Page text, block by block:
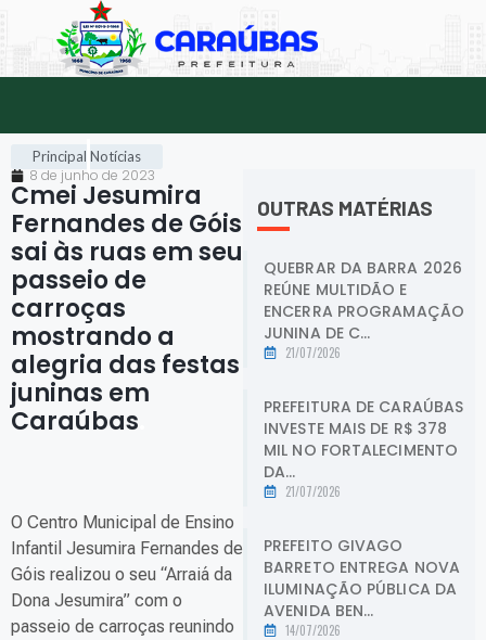
Principal Notícias
8 de junho de 2023
Cmei Jesumira
Fernandes de Góis
sai às ruas em seu
passeio de
carroças
mostrando a
alegria das festas
juninas em
Caraúbas
O Centro Municipal de Ensino
Infantil Jesumira Fernandes de
Góis realizou o seu “Arraiá da
Dona Jesumira” com o
passeio de carroças reunindo
OUTRAS MATÉRIAS
QUEBRAR DA BARRA 2026
REÚNE MULTIDÃO E
ENCERRA PROGRAMAÇÃO
JUNINA DE C...
21/07/2026
PREFEITURA DE CARAÚBAS
INVESTE MAIS DE R$ 378
MIL NO FORTALECIMENTO
DA...
21/07/2026
PREFEITO GIVAGO
BARRETO ENTREGA NOVA
ILUMINAÇÃO PÚBLICA DA
AVENIDA BEN...
14/07/2026